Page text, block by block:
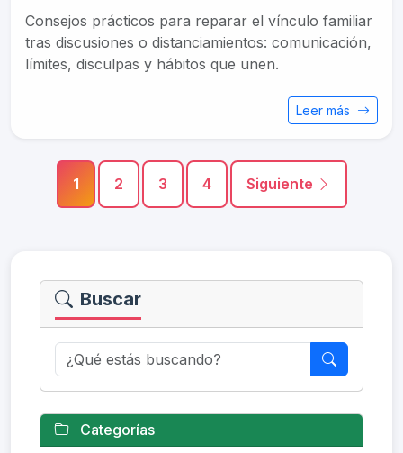
Consejos prácticos para reparar el vínculo familiar
tras discusiones o distanciamientos: comunicación,
límites, disculpas y hábitos que unen.
Leer más
1 2 3 4 Siguiente
Buscar
Categorías